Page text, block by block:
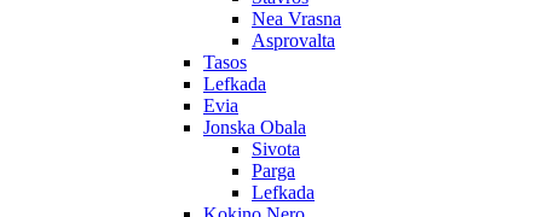
Nea Vrasna
Asprovalta
Tasos
Lefkada
Evia
Jonska Obala
Sivota
Parga
Lefkada